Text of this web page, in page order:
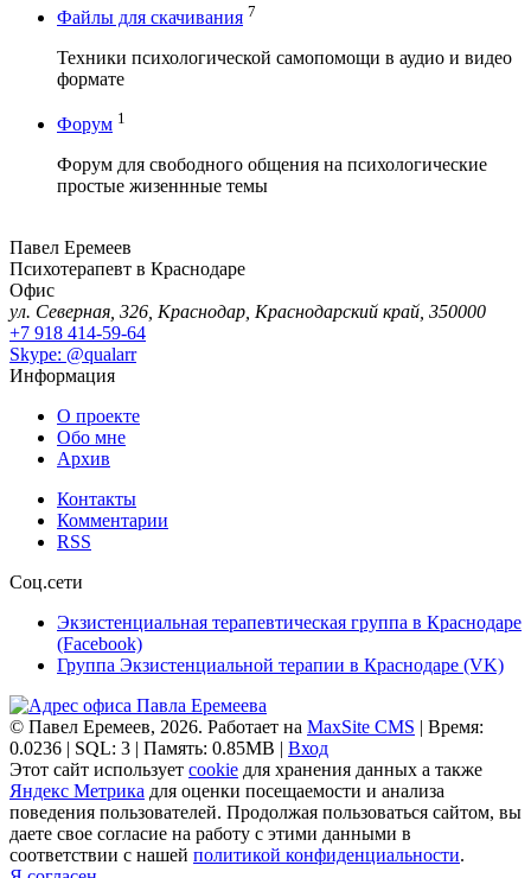
Файлы для скачивания 7
Техники психологической самопомощи в аудио и видео
формате
Форум 1
Форум для свободного общения на психологические
простые жизеннные темы
Павел Еремеев
Психотерапевт в Краснодаре
Офис
ул. Северная, 326, Краснодар, Краснодарский край, 350000
+7 918 414-59-64
Skype: @qualarr
Информация
О проекте
Обо мне
Архив
Контакты
Комментарии
RSS
Соц.сети
Экзистенциальная терапевтическая группа в Краснодаре
(Facebook)
Группа Экзистенциальной терапии в Краснодаре (VK)
© Павел Еремеев, 2026. Работает на MaxSite CMS | Время:
0.0236 | SQL: 3 | Память: 0.85MB
Вход
Этот сайт использует cookie для хранения данных а также
Яндекс Метрика для оценки посещаемости и анализа
поведения пользователей. Продолжая пользоваться сайтом, вы
даете свое согласие на работу с этими данными в
соответствии с нашей политикой конфиденциальности.